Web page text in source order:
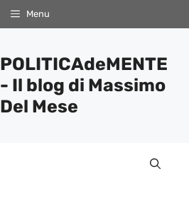
Menu
POLITICAdeMENTE
- Il blog di Massimo
Del Mese